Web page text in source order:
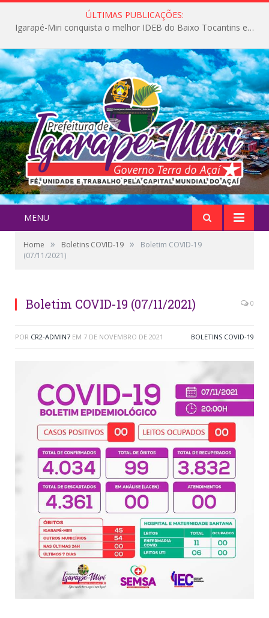
ÚLTIMAS PUBLICAÇÕES:
Igarapé-Miri conquista o melhor IDEB do Baixo Tocantins e avança na qualidade da educação pública
MENU
Home » Boletins COVID-19 »
Boletim COVID-19
(07/11/2021)
Boletim COVID-19 (07/11/2021) 0
POR CR2-ADMIN7 EM 7 DE NOVEMBRO DE 2021 BOLETINS COVID-19